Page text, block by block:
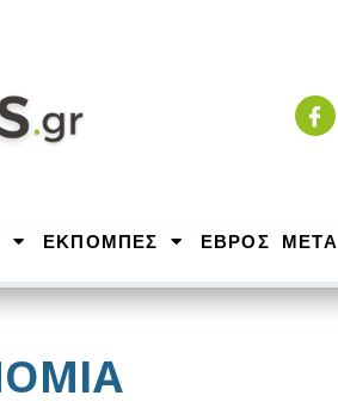
ΕΚΠΟΜΠΕΣ ΕΒΡΟΣ ΜΕΤΑ